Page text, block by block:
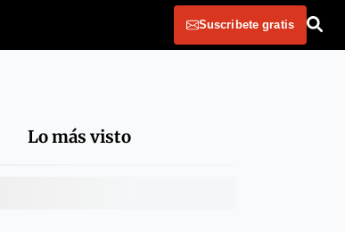
Suscribete gratis
Lo más visto